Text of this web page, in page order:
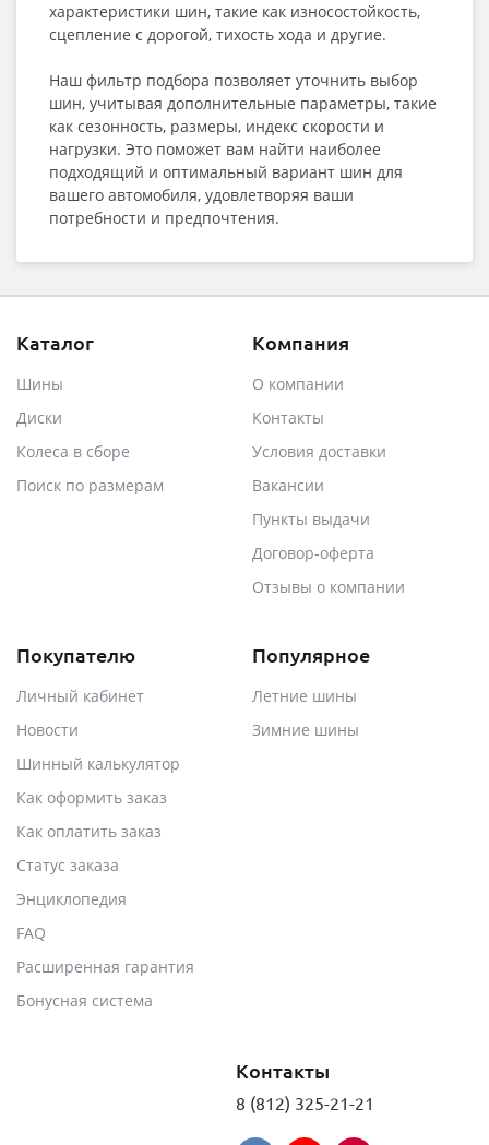
характеристики шин, такие как износостойкость,
сцепление с дорогой, тихость хода и другие.
Наш фильтр подбора позволяет уточнить выбор
шин, учитывая дополнительные параметры, такие
как сезонность, размеры, индекс скорости и
нагрузки. Это поможет вам найти наиболее
подходящий и оптимальный вариант шин для
вашего автомобиля, удовлетворяя ваши
потребности и предпочтения.
Каталог
Шины
Диски
Колеса в сборе
Поиск по размерам
Компания
О компании
Контакты
Условия доставки
Вакансии
Пункты выдачи
Договор-оферта
Отзывы о компании
Покупателю
Личный кабинет
Новости
Шинный калькулятор
Как оформить заказ
Как оплатить заказ
Статус заказа
Энциклопедия
FAQ
Расширенная гарантия
Бонусная система
Популярное
Летние шины
Зимние шины
Контакты
8 (812) 325-21-21